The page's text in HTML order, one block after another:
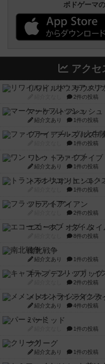
ボドゲーマ
アクセ
リワイルド：サウスア
2件の投稿
マーケットフレッシュ
紹介文あり 1件の投稿
ファイアー・ブルズ /
1件の投稿
ワン・トゥ・ファイブ
紹介文あり 1件の投稿
トランスオリエント・
1件の投稿
フラットアイアン
2件の投稿
エコーズ・オブ・タイ
8件の投稿
南北戦争
紹介文あり 1件の投稿
キャプテン・フリッ
2件の投稿
メメントオンラインタ
紹介文あり 4件の投稿
パーミッド
1件の投稿
クリーグ
紹介文あり 1件の投稿